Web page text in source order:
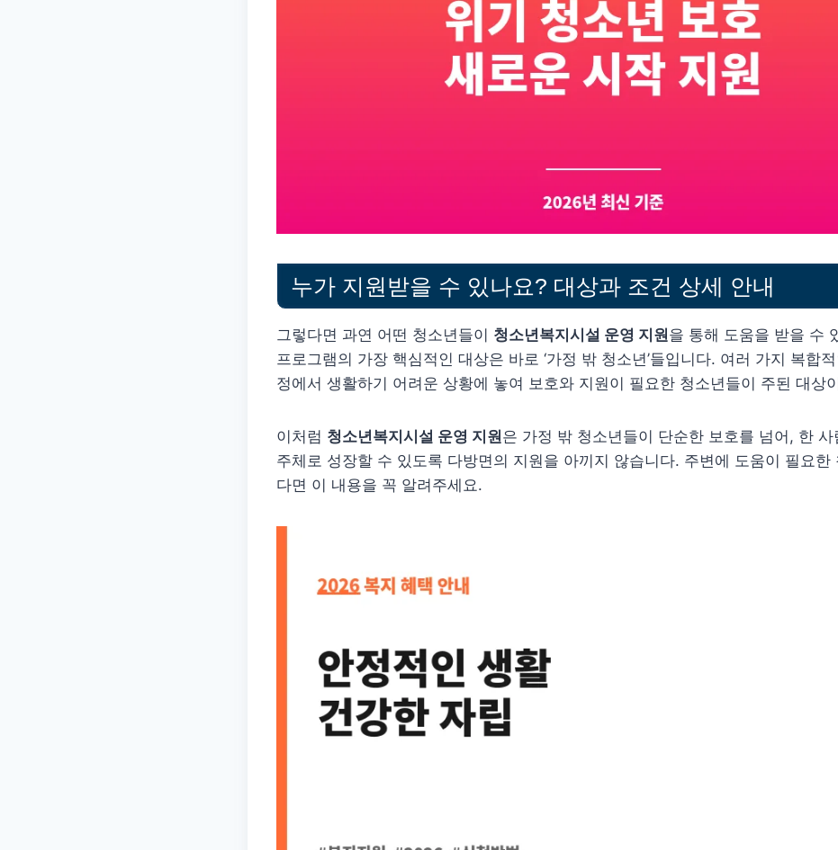
누가 지원받을 수 있나요? 대상과 조건 상세 안내
그렇다면 과연 어떤 청소년들이 청소년복지시설 운영 지원을 통해 도움을 받을 수
프로그램의 가장 핵심적인 대상은 바로 ‘가정 밖 청소년’들입니다. 여러 가지 복합
정에서 생활하기 어려운 상황에 놓여 보호와 지원이 필요한 청소년들이 주된 대상
이처럼 청소년복지시설 운영 지원은 가정 밖 청소년들이 단순한 보호를 넘어, 한
주체로 성장할 수 있도록 다방면의 지원을 아끼지 않습니다. 주변에 도움이 필요한
다면 이 내용을 꼭 알려주세요.